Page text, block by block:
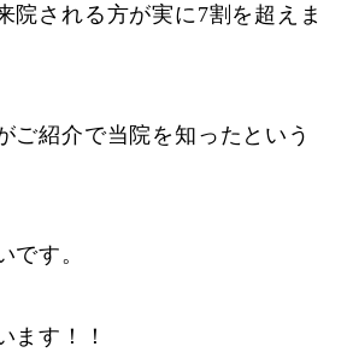
院される方が実に7割を超えま
ご紹介で当院を知ったという
です。
ます！！